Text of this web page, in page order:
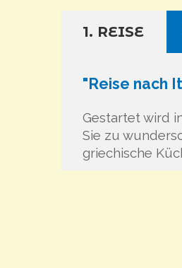
1. REISE
"Reise nach
Gestartet wird
Sie zu
griechische